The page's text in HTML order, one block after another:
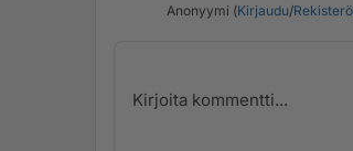
Anonyymi (Kirjaudu/